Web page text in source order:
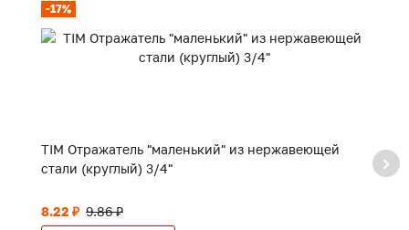
-17%
TIM Отражатель "маленький" из нержавеющей
стали (круглый) 3/4"
8.22 ₽ 9.86 ₽